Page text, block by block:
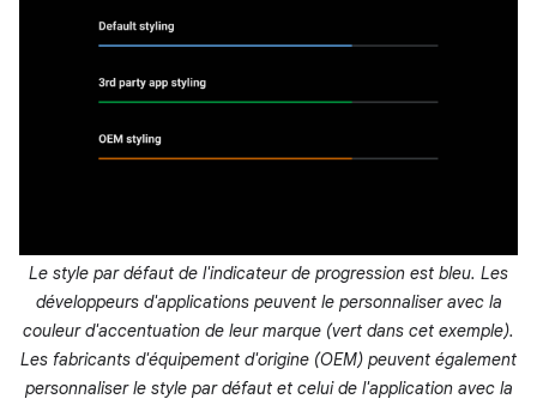
Le style par défaut de l'indicateur de progression est bleu. Les
développeurs d'applications peuvent le personnaliser avec la
couleur d'accentuation de leur marque (vert dans cet exemple).
Les fabricants d'équipement d'origine (OEM) peuvent également
personnaliser le style par défaut et celui de l'application avec la